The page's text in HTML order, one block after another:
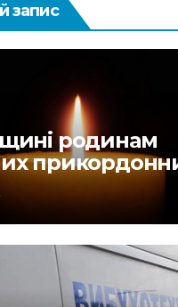
запис
родинам
державні
та відомчі